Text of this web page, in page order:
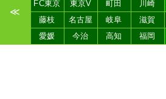
≪
FC東京
東京V 町田 川崎
藤枝
名古屋 岐阜 滋賀
愛媛
今治 高知 福岡